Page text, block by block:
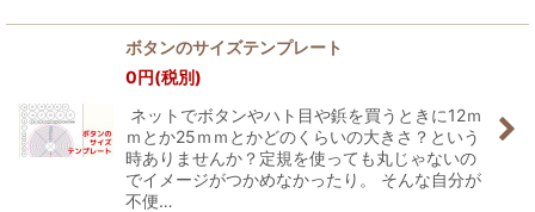
ボタンのサイズテンプレート
0円(税別)
ネットでボタンやハト目や鋲を買うときに12ｍ
ｍとか25ｍｍとかどのくらいの大きさ？という
時ありませんか？定規を使っても丸じゃないの
でイメージがつかめなかったり。 そんな自分が
不便…